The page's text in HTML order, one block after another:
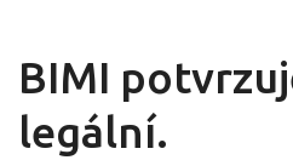
BIMI
legální.